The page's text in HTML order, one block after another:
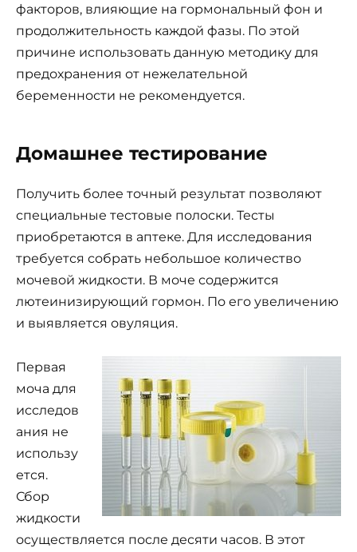
факторов, влияющие на гормональный фон и
продолжительность каждой фазы. По этой
причине использовать данную методику для
предохранения от нежелательной
беременности не рекомендуется.
Домашнее тестирование
Получить более точный результат позволяют
специальные тестовые полоски. Тесты
приобретаются в аптеке. Для исследования
требуется собрать небольшое количество
мочевой жидкости. В моче содержится
лютеинизирующий гормон. По его увеличению
и выявляется овуляция.
Первая
моча для
исследов
ания не
использу
ется.
Сбор
жидкости
осуществляется после десяти часов. В этот